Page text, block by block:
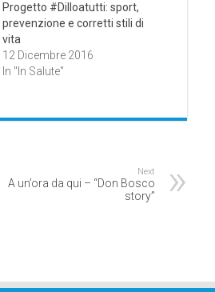
Progetto #Dilloatutti: sport,
prevenzione e corretti stili di
vita
12 Dicembre 2016
In "In Salute"
Next
A un’ora da qui – “Don Bosco
story”